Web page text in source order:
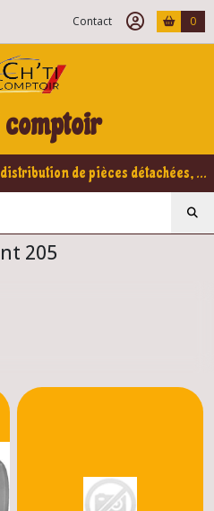
Contact 0
comptoir
Entreprise spécialisée dans la distribution de pièces détachées, refabrication pour voitures Yountimers Peugeot 205 GTI, 309 GTI - GTI16
205